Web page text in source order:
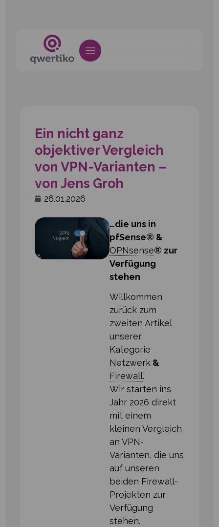
Ein nicht ganz
objektiver Vergleich
von VPN-Varianten –
von Jens Groh
26.01.2026
…die uns in
pfSense® &
OPNsense® zur
Verfügung
stehen
Willkommen
zurück zum
zweiten Artikel
unserer
Kategorie
Netzwerk &
Firewall.
Wir starten ins
Jahr 2026 direkt
mit einem
kleinen Vergleich
an VPN-
Varianten, die uns
auf unseren
beiden Firewall-
Projekten zur
Verfügung
stehen.